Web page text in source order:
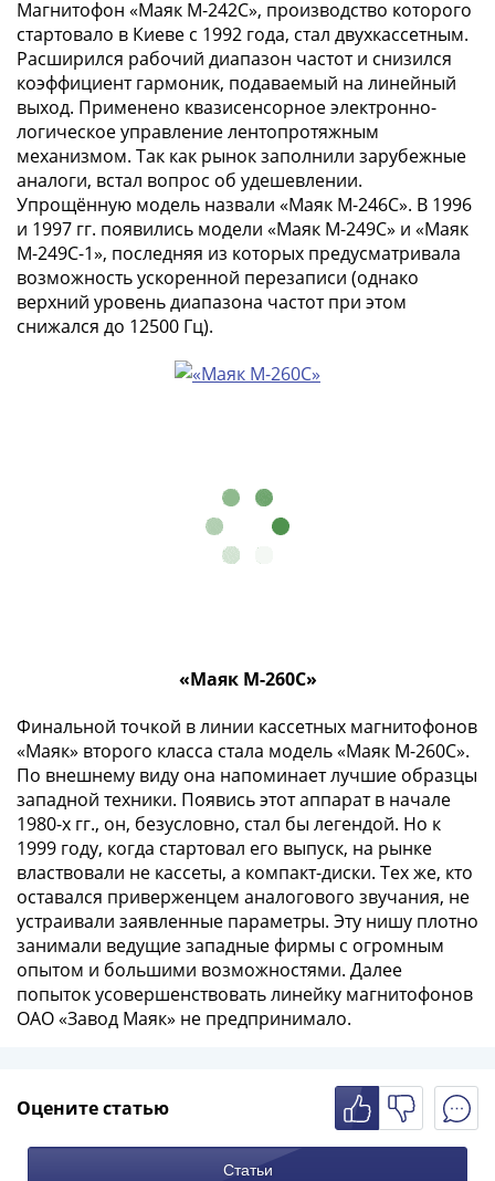
Магнитофон «Маяк М-242С», производство которого
стартовало в Киеве с 1992 года, стал двухкассетным.
Расширился рабочий диапазон частот и снизился
коэффициент гармоник, подаваемый на линейный
выход. Применено квазисенсорное электронно-
логическое управление лентопротяжным
механизмом. Так как рынок заполнили зарубежные
аналоги, встал вопрос об удешевлении.
Упрощённую модель назвали «Маяк М-246С». В 1996
и 1997 гг. появились модели «Маяк М-249С» и «Маяк
М-249С-1», последняя из которых предусматривала
возможность ускоренной перезаписи (однако
верхний уровень диапазона частот при этом
снижался до 12500 Гц).
«Маяк М-260С»
Финальной точкой в линии кассетных магнитофонов
«Маяк» второго класса стала модель «Маяк М-260С».
По внешнему виду она напоминает лучшие образцы
западной техники. Появись этот аппарат в начале
1980-х гг., он, безусловно, стал бы легендой. Но к
1999 году, когда стартовал его выпуск, на рынке
властвовали не кассеты, а компакт-диски. Тех же, кто
оставался приверженцем аналогового звучания, не
устраивали заявленные параметры. Эту нишу плотно
занимали ведущие западные фирмы с огромным
опытом и большими возможностями. Далее
попыток усовершенствовать линейку магнитофонов
ОАО «Завод Маяк» не предпринимало.
Оцените статью
Статьи